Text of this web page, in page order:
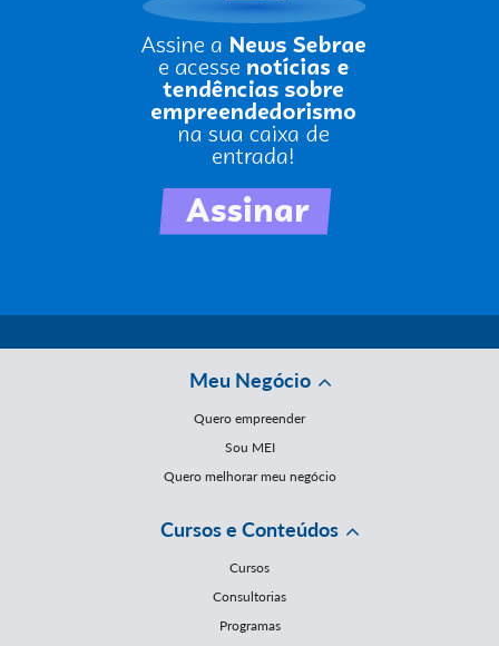
Meu Negócio
Quero empreender
Sou MEI
Quero melhorar meu negócio
Cursos e Conteúdos
Cursos
Consultorias
Programas